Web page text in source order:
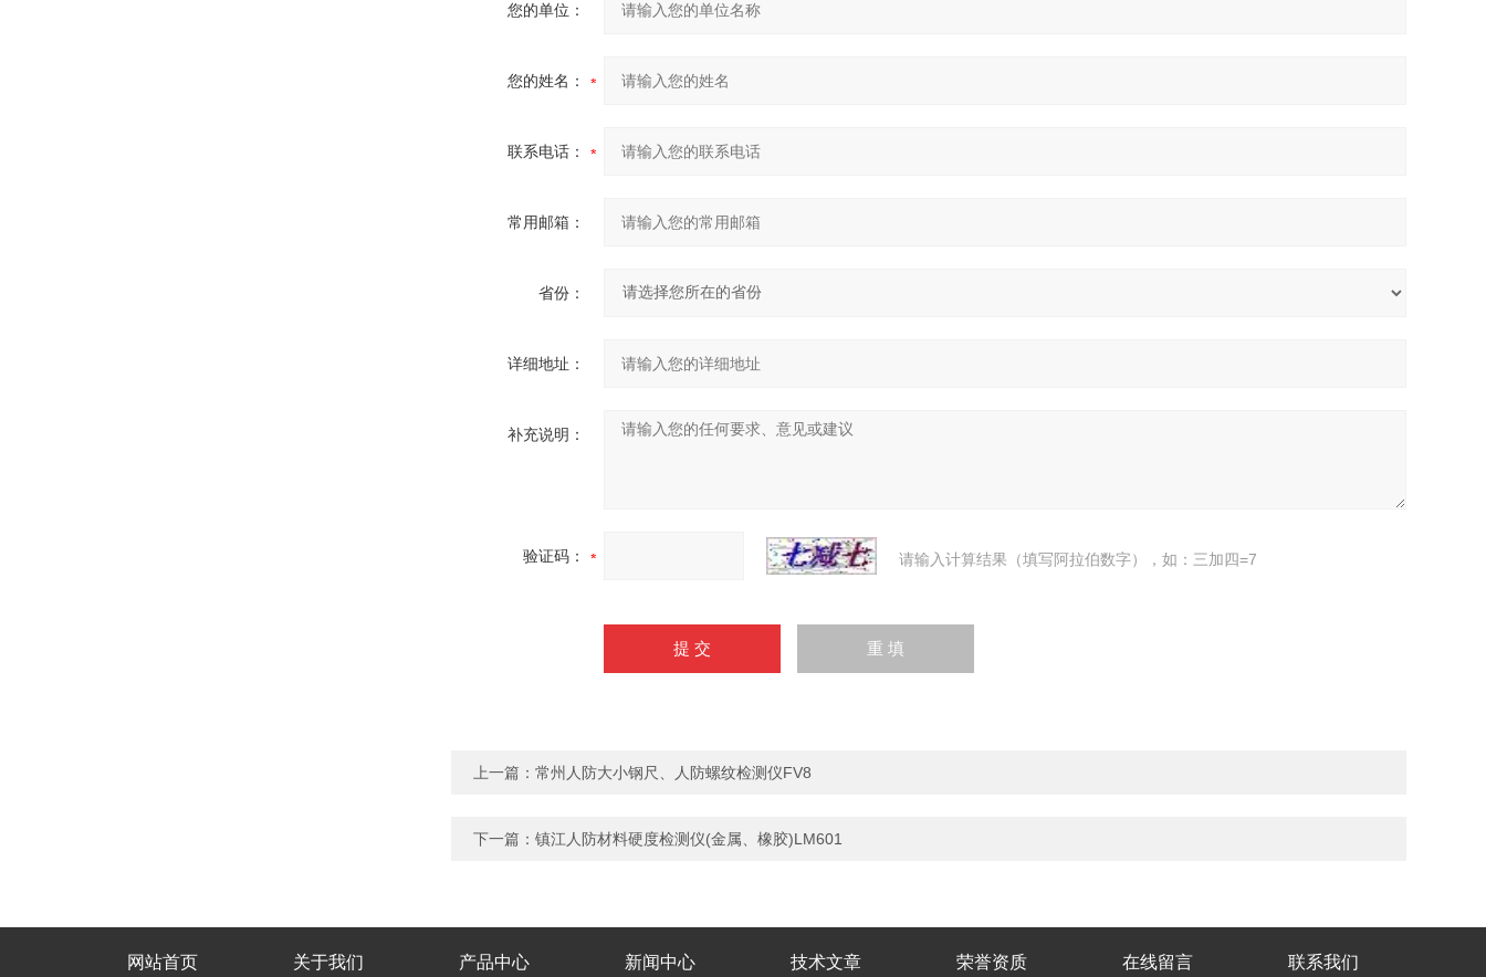
您的单位：
您的姓名：
联系电话：
常用邮箱：
省份：
详细地址：
补充说明：
验证码： 请输入计算结果（填写阿拉伯数字），如：三加四=7
上一篇： 常州人防大小钢尺、人防螺纹检测仪FV8
下一篇： 镇江人防材料硬度检测仪(金属、橡胶)LM601
网站首页 关于我们 产品中心 新闻中心 技术文章 荣誉资质 在线留言 联系我们